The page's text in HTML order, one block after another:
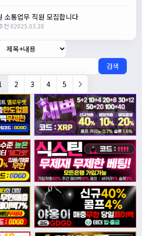
소통업무 직원 모집합니다
천 02025.03.28
검색
2 3 4 5